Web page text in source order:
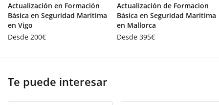
Actualización en Formación
Básica en Seguridad Marítima
en Vigo
Desde 200€
Actualización de Formacion
Básica en Seguridad Marítima
en Mallorca
Desde 395€
Te puede interesar